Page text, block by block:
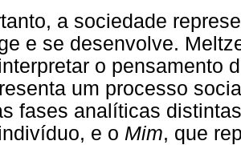
a sociedade
e se desenvolve.
o pensamento
um processo
fases analíticas
e o Mim, que